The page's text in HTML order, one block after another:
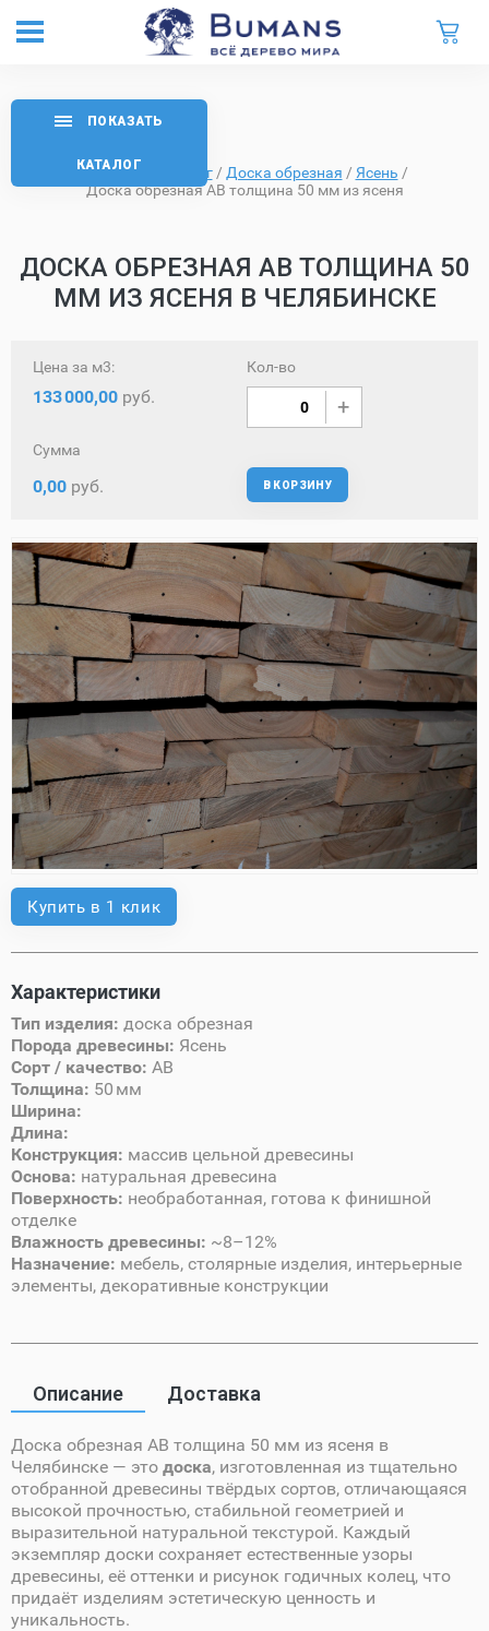
Главная Каталог / Доска обрезная / Ясень /
Доска обрезная AB толщина 50 мм из ясеня
ДОСКА ОБРЕЗНАЯ AB ТОЛЩИНА 50
ММ ИЗ ЯСЕНЯ В ЧЕЛЯБИНСКЕ
ПОКАЗАТЬ
КАТАЛОГ
Цена за м3:
133000,00 руб.
Кол-во
Сумма
0,00 руб. В КОРЗИНУ
Купить в 1 клик
Характеристики
Тип изделия: доска обрезная
Порода древесины: Ясень
Сорт / качество: AB
Толщина: 50 мм
Ширина:
Длина:
Конструкция: массив цельной древесины
Основа: натуральная древесина
Поверхность: необработанная, готова к финишной
отделке
Влажность древесины: ~8–12%
Назначение: мебель, столярные изделия, интерьерные
элементы, декоративные конструкции
Описание Доставка
Доска обрезная AB толщина 50 мм из ясеня в
Челябинске — это доска, изготовленная из тщательно
отобранной древесины твёрдых сортов, отличающаяся
высокой прочностью, стабильной геометрией и
выразительной натуральной текстурой. Каждый
экземпляр доски сохраняет естественные узоры
древесины, её оттенки и рисунок годичных колец, что
придаёт изделиям эстетическую ценность и
уникальность.